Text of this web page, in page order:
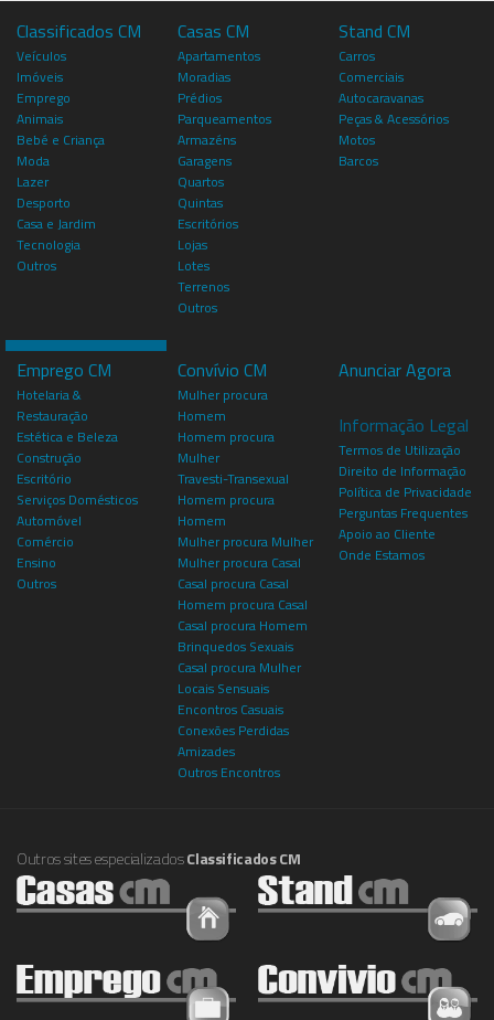
Classificados CM
Veículos
Imóveis
Emprego
Animais
Bebé e Criança
Moda
Lazer
Desporto
Casa e Jardim
Tecnologia
Outros
Casas CM
Apartamentos
Moradias
Prédios
Parqueamentos
Armazéns
Garagens
Quartos
Quintas
Escritórios
Lojas
Lotes
Terrenos
Outros
Stand CM
Carros
Comerciais
Autocaravanas
Peças & Acessórios
Motos
Barcos
Emprego CM
Hotelaria &
Restauração
Estética e Beleza
Construção
Escritório
Serviços Domésticos
Automóvel
Comércio
Ensino
Outros
Convívio CM
Mulher procura
Homem
Homem procura
Mulher
Travesti-Transexual
Homem procura
Homem
Mulher procura Mulher
Mulher procura Casal
Casal procura Casal
Homem procura Casal
Casal procura Homem
Brinquedos Sexuais
Casal procura Mulher
Locais Sensuais
Encontros Casuais
Conexões Perdidas
Amizades
Outros Encontros
Anunciar Agora
Informação Legal
Termos de Utilização
Direito de Informação
Política de Privacidade
Perguntas Frequentes
Apoio ao Cliente
Onde Estamos
Outros sites especializadosClassificados CM